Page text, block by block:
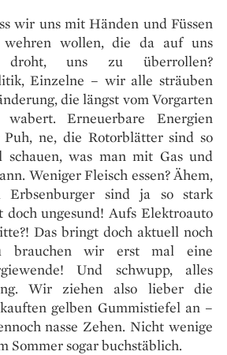
wir uns mit Händen und Füssen
wollen, die da auf uns
uns zu überrollen?
Einzelne – wir alle sträuben
die längst vom Vorgarten
wabert. Erneuerbare Energien
Puh, ne, die Rotorblätter sind so
schauen, was man mit Gas und
Weniger Fleisch essen? Ähem,
Erbsenburger sind ja so stark
doch ungesund! Aufs Elektroauto
Das bringt doch aktuell noch
brauchen wir erst mal eine
Und schwupp, alles
Wir ziehen also lieber die
gelben Gummistiefel an –
nasse Zehen. Nicht wenige
Sommer sogar buchstäblich.